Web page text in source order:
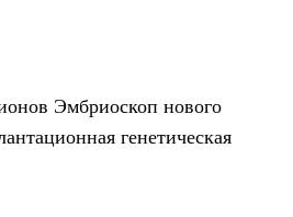
Эмбриоскоп нового
генетическая